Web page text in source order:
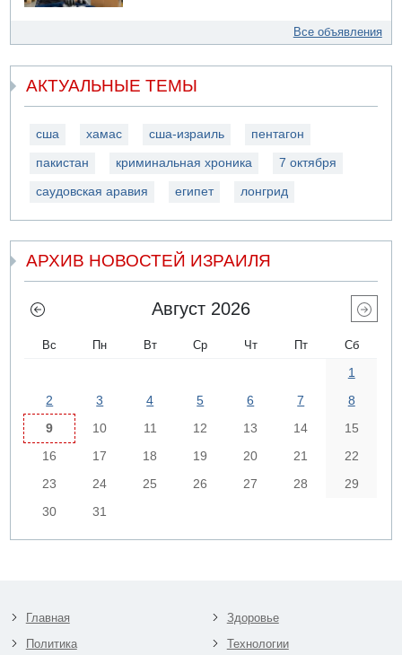
Все объявления
АКТУАЛЬНЫЕ ТЕМЫ
сша хамас сша-израиль пентагон
пакистан криминальная хроника 7 октября
саудовская аравия египет лонгрид
АРХИВ НОВОСТЕЙ ИЗРАИЛЯ
Август 2026
Вс Пн Вт Ср Чт Пт Сб
1
2
3 4 5 6 7
8
9
10 11 12 13 14
15
16
17 18 19 20 21
22
23
24 25 26 27 28
29
30
31
Главная
Политика
Здоровье
Технологии